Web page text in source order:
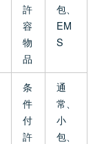
許
容
物
品
包、
EM
S
条
件
付
許
通
常、
小
包、